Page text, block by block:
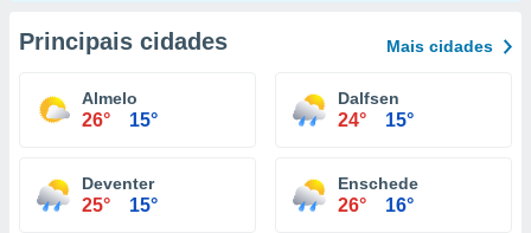
Principais cidades Mais cidades
Almelo
26° 15°
Dalfsen
24° 15°
Deventer
25° 15°
Enschede
26° 16°